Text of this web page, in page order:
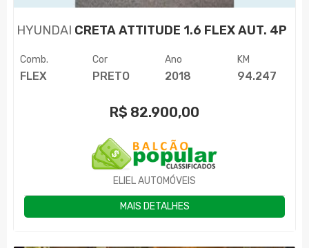
HYUNDAI CRETA ATTITUDE 1.6 FLEX AUT. 4P
Comb.
FLEX
Cor
PRETO
Ano
2018
KM
94.247
R$ 82.900,00
ELIEL AUTOMÓVEIS
MAIS DETALHES